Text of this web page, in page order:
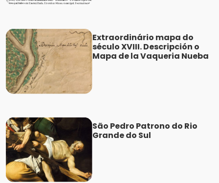
Extraordinário mapa do
século XVIII. Descripción o
Mapa de la Vaqueria Nueba
São Pedro Patrono do Rio
Grande do Sul